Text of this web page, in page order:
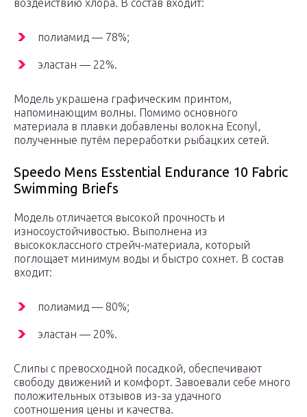
воздействию хлора. В состав входит:
полиамид — 78%;
эластан — 22%.
Модель украшена графическим принтом,
напоминающим волны. Помимо основного
материала в плавки добавлены волокна Econyl,
полученные путём переработки рыбацких сетей.
Speedo Mens Esstential Endurance 10 Fabric
Swimming Briefs
Модель отличается высокой прочность и
износоустойчивостью. Выполнена из
высококлассного стрейч-материала, который
поглощает минимум воды и быстро сохнет. В состав
входит:
полиамид — 80%;
эластан — 20%.
Слипы с превосходной посадкой, обеспечивают
свободу движений и комфорт. Завоевали себе много
положительных отзывов из-за удачного
соотношения цены и качества.